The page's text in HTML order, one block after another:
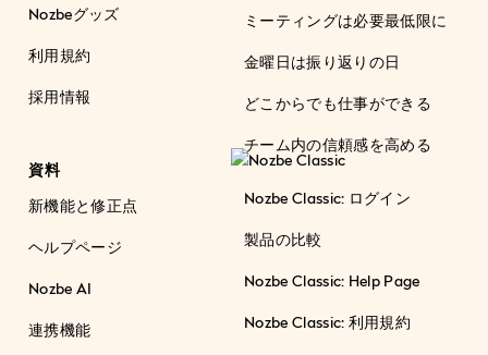
Nozbeグッズ
利用規約
採用情報
ミーティングは必要最低限に
金曜日は振り返りの日
どこからでも仕事ができる
チーム内の信頼感を高める
資料
新機能と修正点
ヘルプページ
Nozbe AI
連携機能
Nozbe Classic: ログイン
製品の比較
Nozbe Classic: Help Page
Nozbe Classic: 利用規約